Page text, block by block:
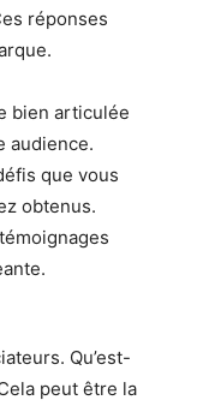
réponses
bien articulée
audience.
que vous
obtenus.
Qu’est-
peut être la